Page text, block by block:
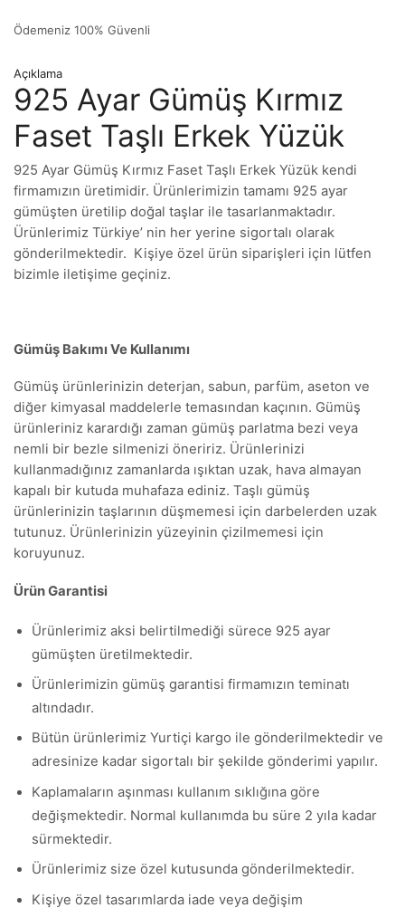
Ödemeniz 100% Güvenli
Açıklama
925 Ayar Gümüş Kırmız
Faset Taşlı Erkek Yüzük
925 Ayar Gümüş Kırmız Faset Taşlı Erkek Yüzük kendi
firmamızın üretimidir. Ürünlerimizin tamamı 925 ayar
gümüşten üretilip doğal taşlar ile tasarlanmaktadır.
Ürünlerimiz Türkiye’ nin her yerine sigortalı olarak
gönderilmektedir. Kişiye özel ürün siparişleri için lütfen
bizimle iletişime geçiniz.
Gümüş Bakımı Ve Kullanımı
Gümüş ürünlerinizin deterjan, sabun, parfüm, aseton ve
diğer kimyasal maddelerle temasından kaçının. Gümüş
ürünleriniz karardığı zaman gümüş parlatma bezi veya
nemli bir bezle silmenizi öneririz. Ürünlerinizi
kullanmadığınız zamanlarda ışıktan uzak, hava almayan
kapalı bir kutuda muhafaza ediniz. Taşlı gümüş
ürünlerinizin taşlarının düşmemesi için darbelerden uzak
tutunuz. Ürünlerinizin yüzeyinin çizilmemesi için
koruyunuz.
Ürün Garantisi
Ürünlerimiz aksi belirtilmediği sürece 925 ayar
gümüşten üretilmektedir.
Ürünlerimizin gümüş garantisi firmamızın teminatı
altındadır.
Bütün ürünlerimiz Yurtiçi kargo ile gönderilmektedir ve
adresinize kadar sigortalı bir şekilde gönderimi yapılır.
Kaplamaların aşınması kullanım sıklığına göre
değişmektedir. Normal kullanımda bu süre 2 yıla kadar
sürmektedir.
Ürünlerimiz size özel kutusunda gönderilmektedir.
Kişiye özel tasarımlarda iade veya değişim